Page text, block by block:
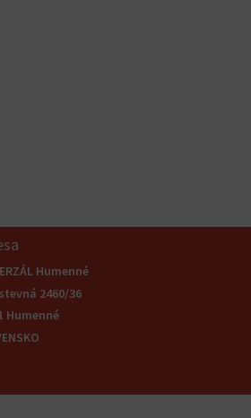
Humenné
2460/36
Humenné